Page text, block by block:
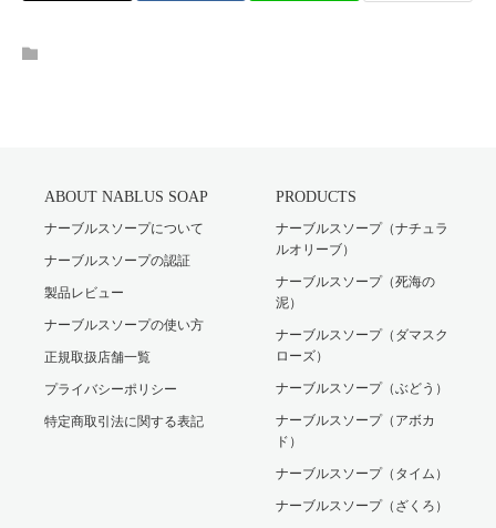
ABOUT NABLUS SOAP
ナーブルスソープについて
ナーブルスソープの認証
製品レビュー
ナーブルスソープの使い方
正規取扱店舗一覧
プライバシーポリシー
特定商取引法に関する表記
PRODUCTS
ナーブルスソープ（ナチュラ
ルオリーブ）
ナーブルスソープ（死海の
泥）
ナーブルスソープ（ダマスク
ローズ）
ナーブルスソープ（ぶどう）
ナーブルスソープ（アボカ
ド）
ナーブルスソープ（タイム）
ナーブルスソープ（ざくろ）